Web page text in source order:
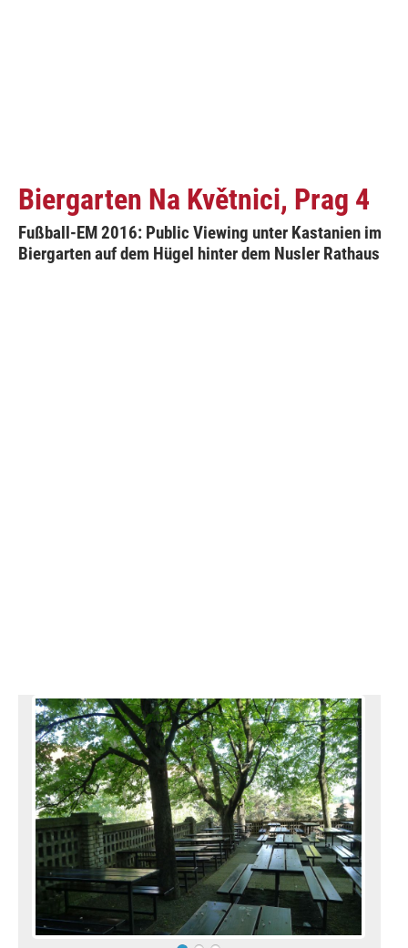
Biergarten Na Květnici, Prag 4
Fußball-EM 2016: Public Viewing unter Kastanien im
Biergarten auf dem Hügel hinter dem Nusler Rathaus